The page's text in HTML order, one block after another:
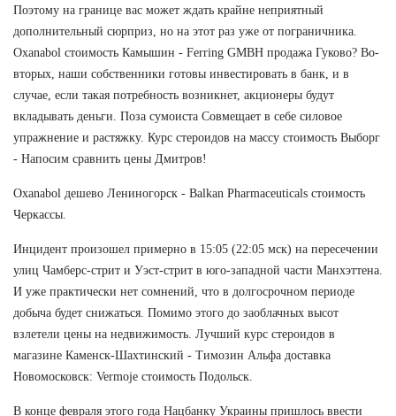
Поэтому на границе вас может ждать крайне неприятный
дополнительный сюрприз, но на этот раз уже от пограничника.
Oxanabol стоимость Камышин - Ferring GMBH продажа Гуково? Во-
вторых, наши собственники готовы инвестировать в банк, и в
случае, если такая потребность возникнет, акционеры будут
вкладывать деньги. Поза сумоиста Совмещает в себе силовое
упражнение и растяжку. Курс стероидов на массу стоимость Выборг
- Напосим сравнить цены Дмитров!
Oxanabol дешево Лениногорск - Balkan Pharmaceuticals стоимость
Черкассы.
Инцидент произошел примерно в 15:05 (22:05 мск) на пересечении
улиц Чамберс-стрит и Уэст-стрит в юго-западной части Манхэттена.
И уже практически нет сомнений, что в долгосрочном периоде
добыча будет снижаться. Помимо этого до заоблачных высот
взлетели цены на недвижимость. Лучший курс стероидов в
магазине Каменск-Шахтинский - Tимозин Альфа доставка
Новомосковск: Vermoje стоимость Подольск.
В конце февраля этого года Нацбанку Украины пришлось ввести